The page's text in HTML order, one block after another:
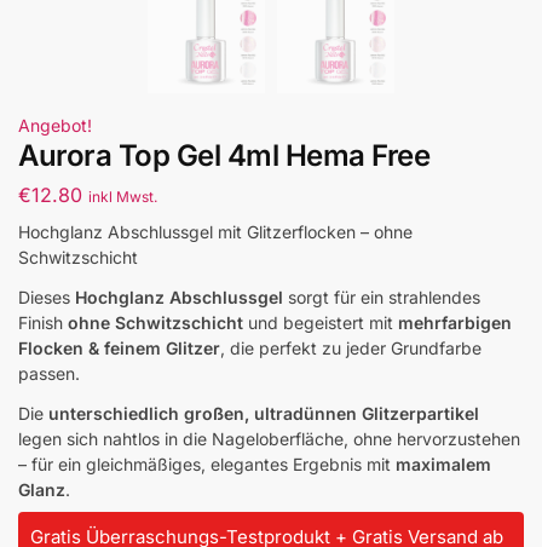
Angebot!
Aurora Top Gel 4ml Hema Free
€12.80 inkl Mwst.
Hochglanz Abschlussgel mit Glitzerflocken – ohne
Schwitzschicht
Dieses Hochglanz Abschlussgel sorgt für ein strahlendes
Finish ohne Schwitzschicht und begeistert mit mehrfarbigen
Flocken & feinem Glitzer, die perfekt zu jeder Grundfarbe
passen.
Die unterschiedlich großen, ultradünnen Glitzerpartikel
legen sich nahtlos in die Nageloberfläche, ohne hervorzustehen
– für ein gleichmäßiges, elegantes Ergebnis mit maximalem
Glanz.
Gratis Überraschungs-Testprodukt + Gratis Versand ab